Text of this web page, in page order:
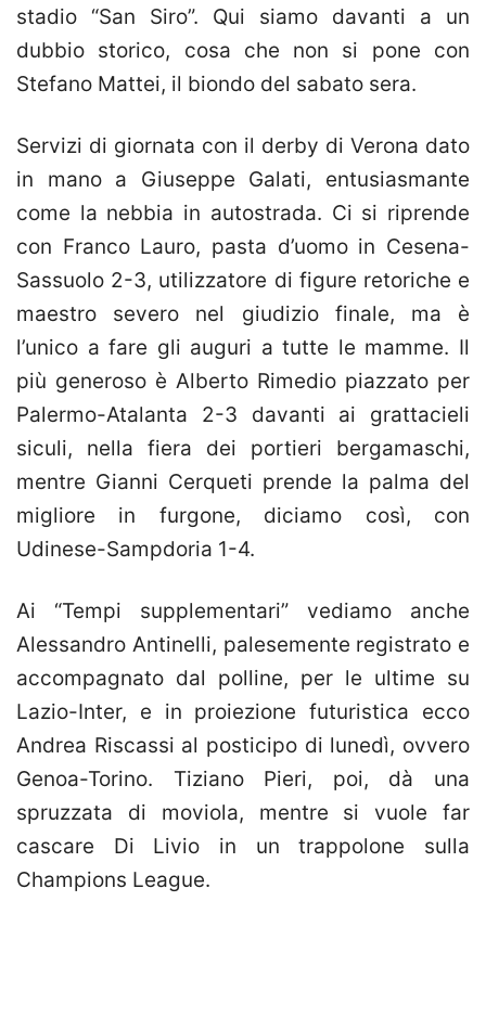
stadio “San Siro”. Qui siamo davanti a un
dubbio storico, cosa che non si pone con
Stefano Mattei, il biondo del sabato sera.
Servizi di giornata con il derby di Verona dato
in mano a Giuseppe Galati, entusiasmante
come la nebbia in autostrada. Ci si riprende
con Franco Lauro, pasta d’uomo in Cesena-
Sassuolo 2-3, utilizzatore di figure retoriche e
maestro severo nel giudizio finale, ma è
l’unico a fare gli auguri a tutte le mamme. Il
più generoso è Alberto Rimedio piazzato per
Palermo-Atalanta 2-3 davanti ai grattacieli
siculi, nella fiera dei portieri bergamaschi,
mentre Gianni Cerqueti prende la palma del
migliore in furgone, diciamo così, con
Udinese-Sampdoria 1-4.
Ai “Tempi supplementari” vediamo anche
Alessandro Antinelli, palesemente registrato e
accompagnato dal polline, per le ultime su
Lazio-Inter, e in proiezione futuristica ecco
Andrea Riscassi al posticipo di lunedì, ovvero
Genoa-Torino. Tiziano Pieri, poi, dà una
spruzzata di moviola, mentre si vuole far
cascare Di Livio in un trappolone sulla
Champions League.